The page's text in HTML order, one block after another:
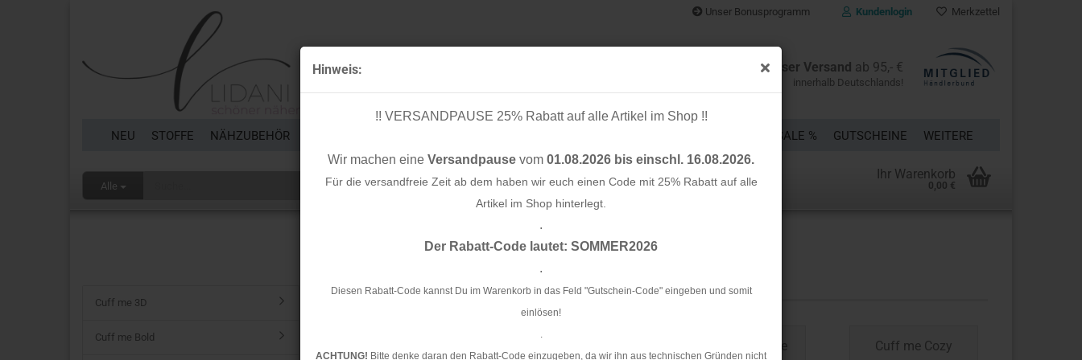
Hinweis:
!! VERSANDPAUSE 25% Rabatt auf alle Artikel im Shop !!
Wir machen eine Versandpause vom 01.08.2026 bis einschl. 16.08.2026.
Für die versandfreie Zeit ab dem haben wir euch einen Code mit 25% Rabatt auf alle
Artikel im Shop hinterlegt.
.
Der Rabatt-Code lautet: SOMMER2026
.
Diesen Rabatt-Code kannst Du im Warenkorb in das Feld "Gutschein-Code" eingeben und somit
einlösen!
.
ACHTUNG! Bitte denke daran den Rabatt-Code einzugeben, da wir ihn aus technischen Gründen nicht
Unser Bonusprogramm Kundenlogin Merkzettel
Alle
Kostenloser Versand ab 95,- €
innerhalb Deutschlands!
Ihr Warenkorb
0,00 €
NEU STOFFE NÄHZUBEHÖR % SALE % GUTSCHEINE WEITERE
Cuff me College Cuff me Cozy
Cuff me 3D
Cuff me Bold